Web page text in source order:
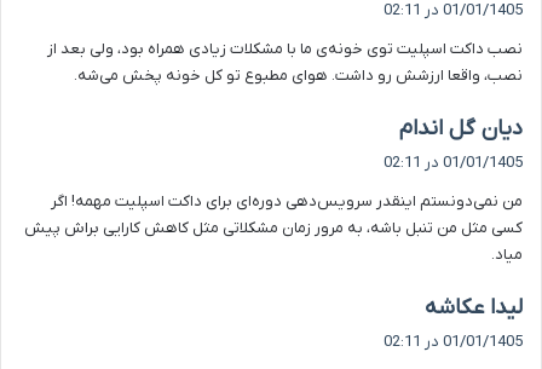
:
01/01/1405 در 02:11
نصب داکت اسپلیت توی خونه‌ی ما با مشکلات زیادی همراه بود، ولی بعد از
نصب، واقعا ارزشش رو داشت. هوای مطبوع تو کل خونه پخش می‌شه.
دیان گل اندام
ف
:
01/01/1405 در 02:11
من نمی‌دونستم اینقدر سرویس‌دهی دوره‌ای برای داکت اسپلیت مهمه! اگر
کسی مثل من تنبل باشه، به مرور زمان مشکلاتی مثل کاهش کارایی براش پیش
میاد.
لیدا عکاشه
ف
01/01/1405 در 02:11